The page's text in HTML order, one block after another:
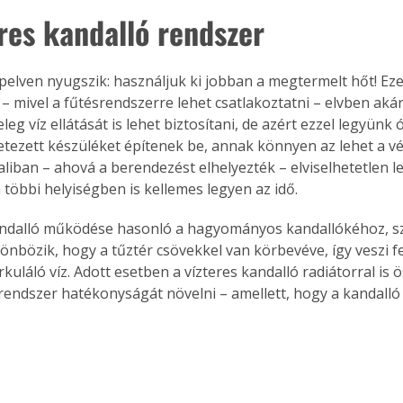
kandalló rendszer
nyugszik: használjuk ki jobban a megtermelt hőt!
mivel a fűtésrendszerre lehet csatlakoztatni – elvben
víz ellátását is lehet biztosítani, de azért ezzel legyünk
készüléket építenek be, annak könnyen az lehet a
– ahová a berendezést elhelyezték – elviselhetetlen
helyiségben is kellemes legyen az idő.
működése hasonló a hagyományos kandallókéhoz,
hogy a tűztér csövekkel van körbevéve, így veszi
víz. Adott esetben a vízteres kandalló radiátorral is
hatékonyságát növelni – amellett, hogy a